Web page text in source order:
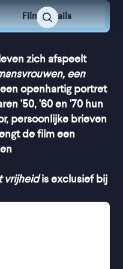
Film Details
zich afspeelt
een
openhartig portret
'50, '60 en '70 hun
persoonlijke brieven
de film een
vrijheidis exclusief bij
tussen de 86